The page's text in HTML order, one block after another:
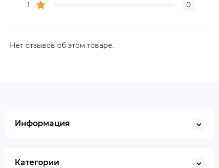
1
0
Нет отзывов об этом товаре.
Информация
Категории